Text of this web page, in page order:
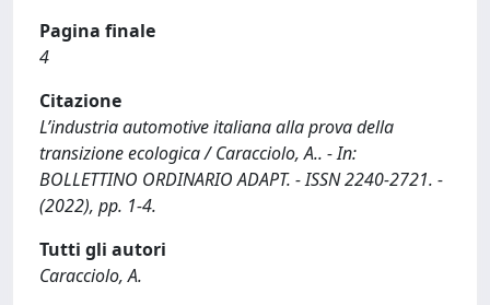
Pagina finale
4
Citazione
L’industria automotive italiana alla prova della
transizione ecologica / Caracciolo, A.. - In:
BOLLETTINO ORDINARIO ADAPT. - ISSN 2240-2721. -
(2022), pp. 1-4.
Tutti gli autori
Caracciolo, A.